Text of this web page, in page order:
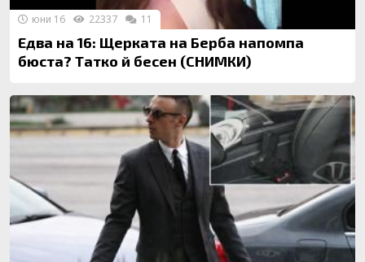
Едва на 16: Щерката на Берба напомпа
бюста? Татко й бесен (СНИМКИ)
юни 16 22337 11